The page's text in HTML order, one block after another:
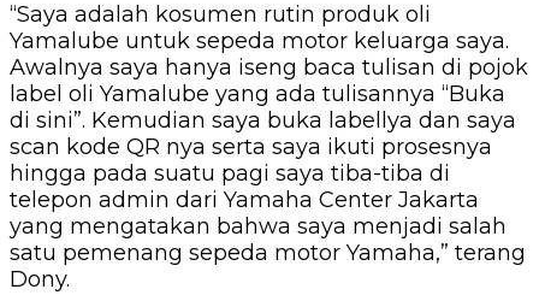
“Saya adalah kosumen rutin produk oli
Yamalube untuk sepeda motor keluarga saya.
Awalnya saya hanya iseng baca tulisan di pojok
label oli Yamalube yang ada tulisannya “Buka
di sini”. Kemudian saya buka labellya dan saya
scan kode QR nya serta saya ikuti prosesnya
hingga pada suatu pagi saya tiba-tiba di
telepon admin dari Yamaha Center Jakarta
yang mengatakan bahwa saya menjadi salah
satu pemenang sepeda motor Yamaha,” terang
Dony.